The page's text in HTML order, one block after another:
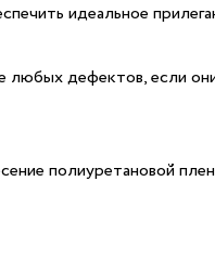
идеальное
любых дефектов, если
полиуретановой